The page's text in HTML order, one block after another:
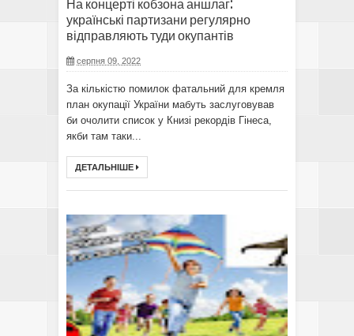
На концерті кобзона аншлаг:
українські партизани регулярно
відправляють туди окупантів
серпня 09, 2022
За кількістю помилок фатальний для кремля
план окупації України мабуть заслуговував
би очолити список у Книзі рекордів Гінеса,
якби там таки...
ДЕТАЛЬНІШЕ